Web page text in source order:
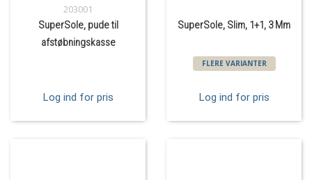
203001
SuperSole, pude til
afstøbningskasse
Log ind for pris
SuperSole, Slim, 1+1, 3 Mm
FLERE VARIANTER
Log ind for pris